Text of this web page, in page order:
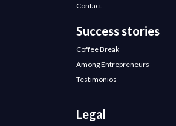
Contact
Success stories
Coffee Break
Among Entrepreneurs
Testimonios
Legal